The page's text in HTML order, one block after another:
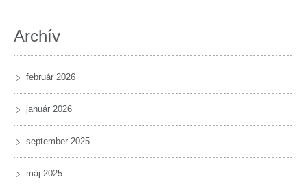
Archív
február 2026
január 2026
september 2025
máj 2025